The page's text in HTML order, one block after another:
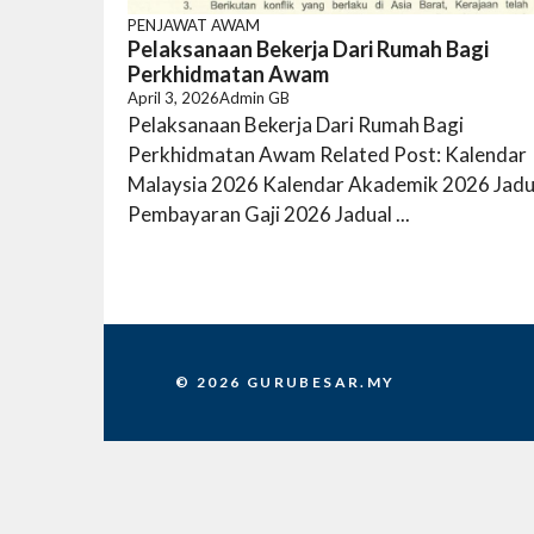
PENJAWAT AWAM
Pelaksanaan Bekerja Dari Rumah Bagi
Perkhidmatan Awam
April 3, 2026Admin GB
Pelaksanaan Bekerja Dari Rumah Bagi
Perkhidmatan Awam Related Post: Kalendar
Malaysia 2026 Kalendar Akademik 2026
Pembayaran Gaji 2026 Jadual ...
© 2026 GURUBESAR.MY